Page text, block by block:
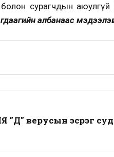
болон сурагчдын
албанаас
"Д" верусын эсрэг